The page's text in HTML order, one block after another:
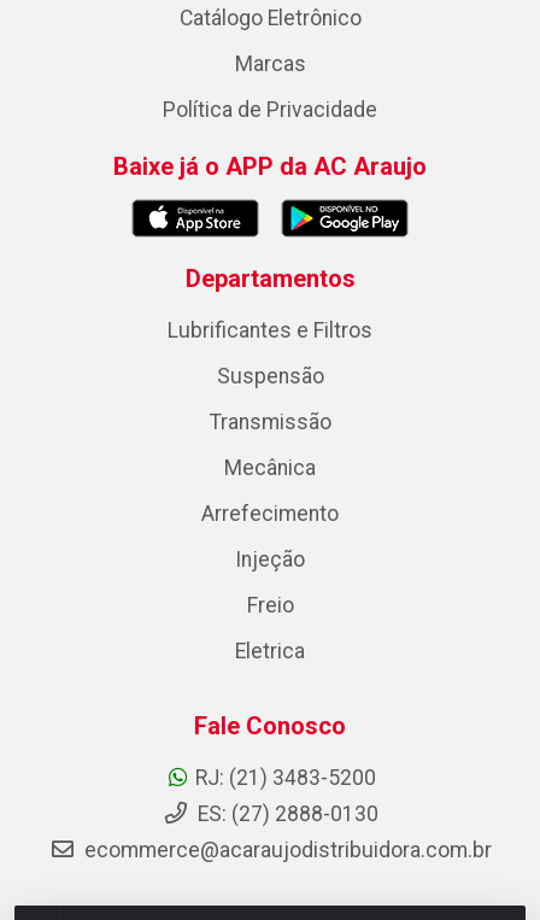
Catálogo Eletrônico
Marcas
Política de Privacidade
Baixe já o APP da AC Araujo
Departamentos
Lubrificantes e Filtros
Suspensão
Transmissão
Mecânica
Arrefecimento
Injeção
Freio
Eletrica
Fale Conosco
RJ: (21) 3483-5200
ES: (27) 2888-0130
ecommerce@acaraujodistribuidora.com.br